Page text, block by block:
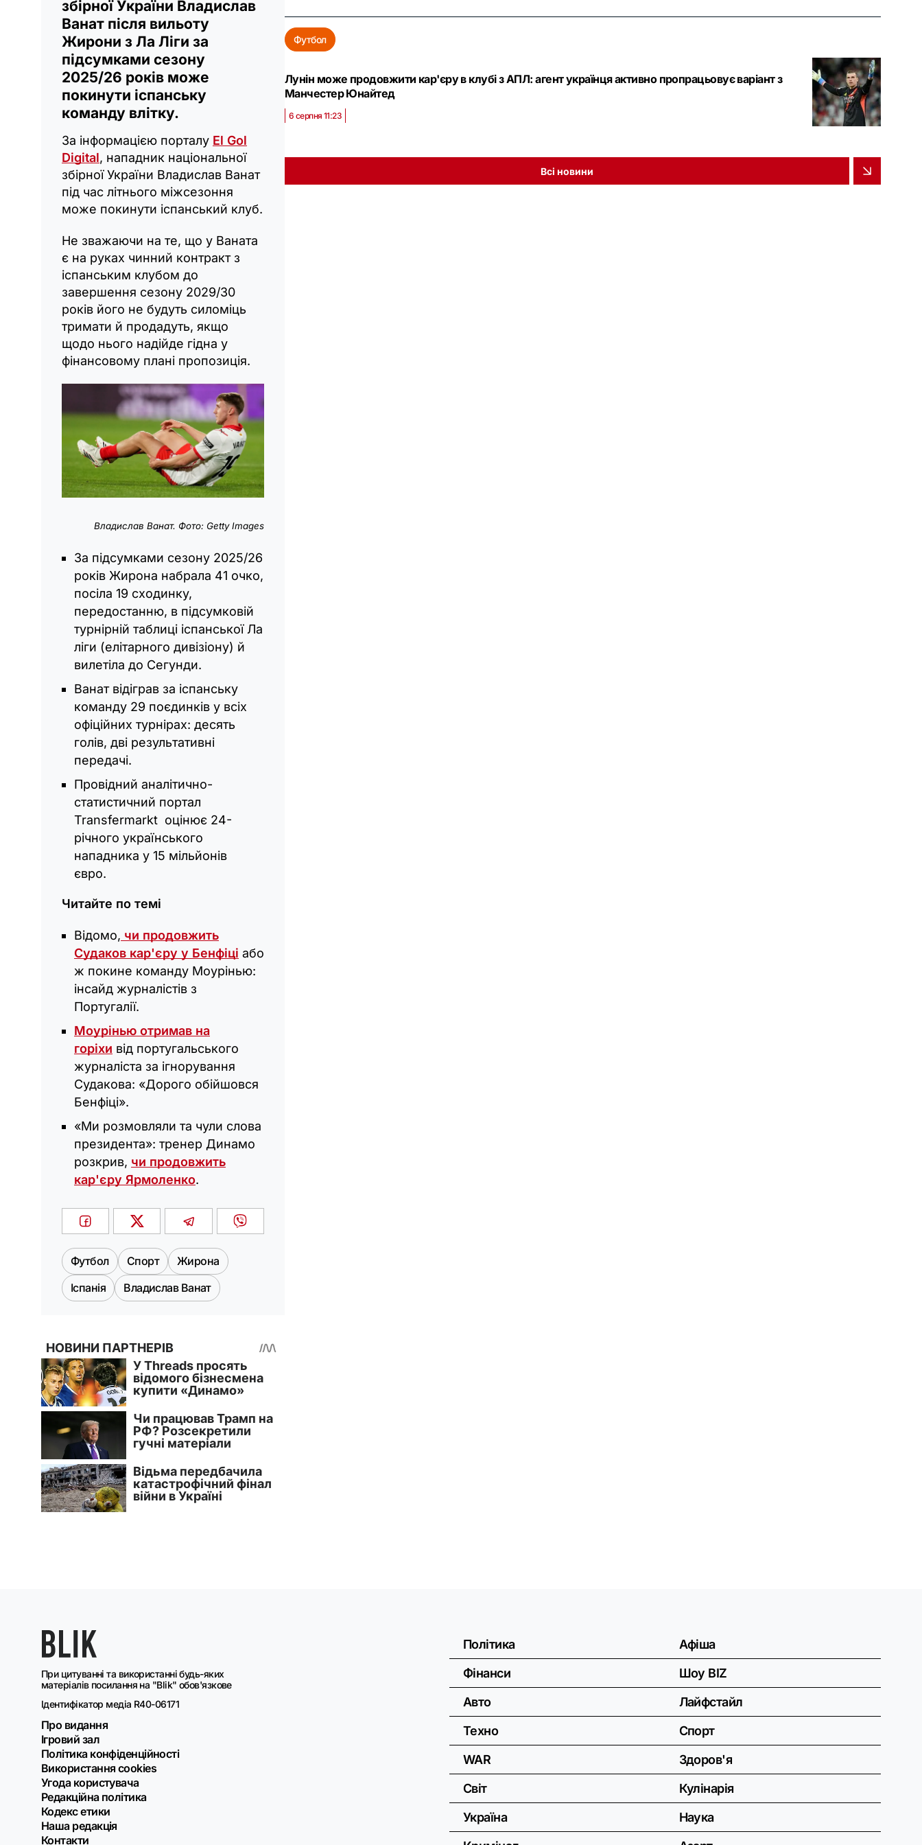
збірної України Владислав
Ванат після вильоту
Жирони з Ла Ліги за
підсумками сезону
2025/26 років може
покинути іспанську
команду влітку.
За інформацією порталу El Gol
Digital, нападник національної
збірної України Владислав Ванат
під час літнього міжсезоння
може покинути іспанський клуб.
Не зважаючи на те, що у Ваната
є на руках чинний контракт з
іспанським клубом до
завершення сезону 2029/30
років його не будуть силоміць
тримати й продадуть, якщо
щодо нього надійде гідна у
фінансовому плані пропозиція.
Владислав Ванат. Фото: Getty Images
За підсумками сезону 2025/26
років Жирона набрала 41 очко,
посіла 19 сходинку,
передостанню, в підсумковій
турнірній таблиці іспанської Ла
ліги (елітарного дивізіону) й
вилетіла до Сегунди.
Ванат відіграв за іспанську
команду 29 поєдинків у всіх
офіційних турнірах: десять
голів, дві результативні
передачі.
Провідний аналітично-
статистичний портал
Transfermarkt оцінює 24-
річного українського
нападника у 15 мільйонів
євро.
Читайте по темі
Відомо, чи продовжить
Судаков кар'єру у Бенфіці або
ж покине команду Моурінью:
інсайд журналістів з
Португалії.
Моурінью отримав на
горіхи від португальського
журналіста за ігнорування
Судакова: «Дорого обійшовся
Бенфіці».
«Ми розмовляли та чули слова
президента»: тренер Динамо
розкрив, чи продовжить
кар'єру Ярмоленко.
Футбол Спорт
Жирона
Іспанія
Владислав Ванат
Футбол
Лунін може продовжити кар'єру в клубі з АПЛ: агент українця активно пропрацьовує варіант з
Манчестер Юнайтед
6 серпня 11:23
Всі новини
При цитуванні та використанні будь-яких
матеріалів посилання на "Blik" обов'язкове
Ідентифікатор медіа R40-06171
Про видання
Ігровий зал
Політика конфіденційності
Використання cookies
Угода користувача
Редакційна політика
Кодекс етики
Наша редакція
Контакти
Політика
Фінанси
Авто
Техно
WAR
Світ
Україна
Афіша
Шоу BIZ
Лайфстайл
Спорт
Здоров'я
Кулінарія
Наука